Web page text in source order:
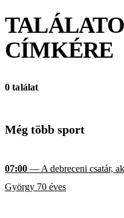
CÍMKÉRE
0 találat
Még több sport
07:00 — A debreceni csatár,
György 70 éves